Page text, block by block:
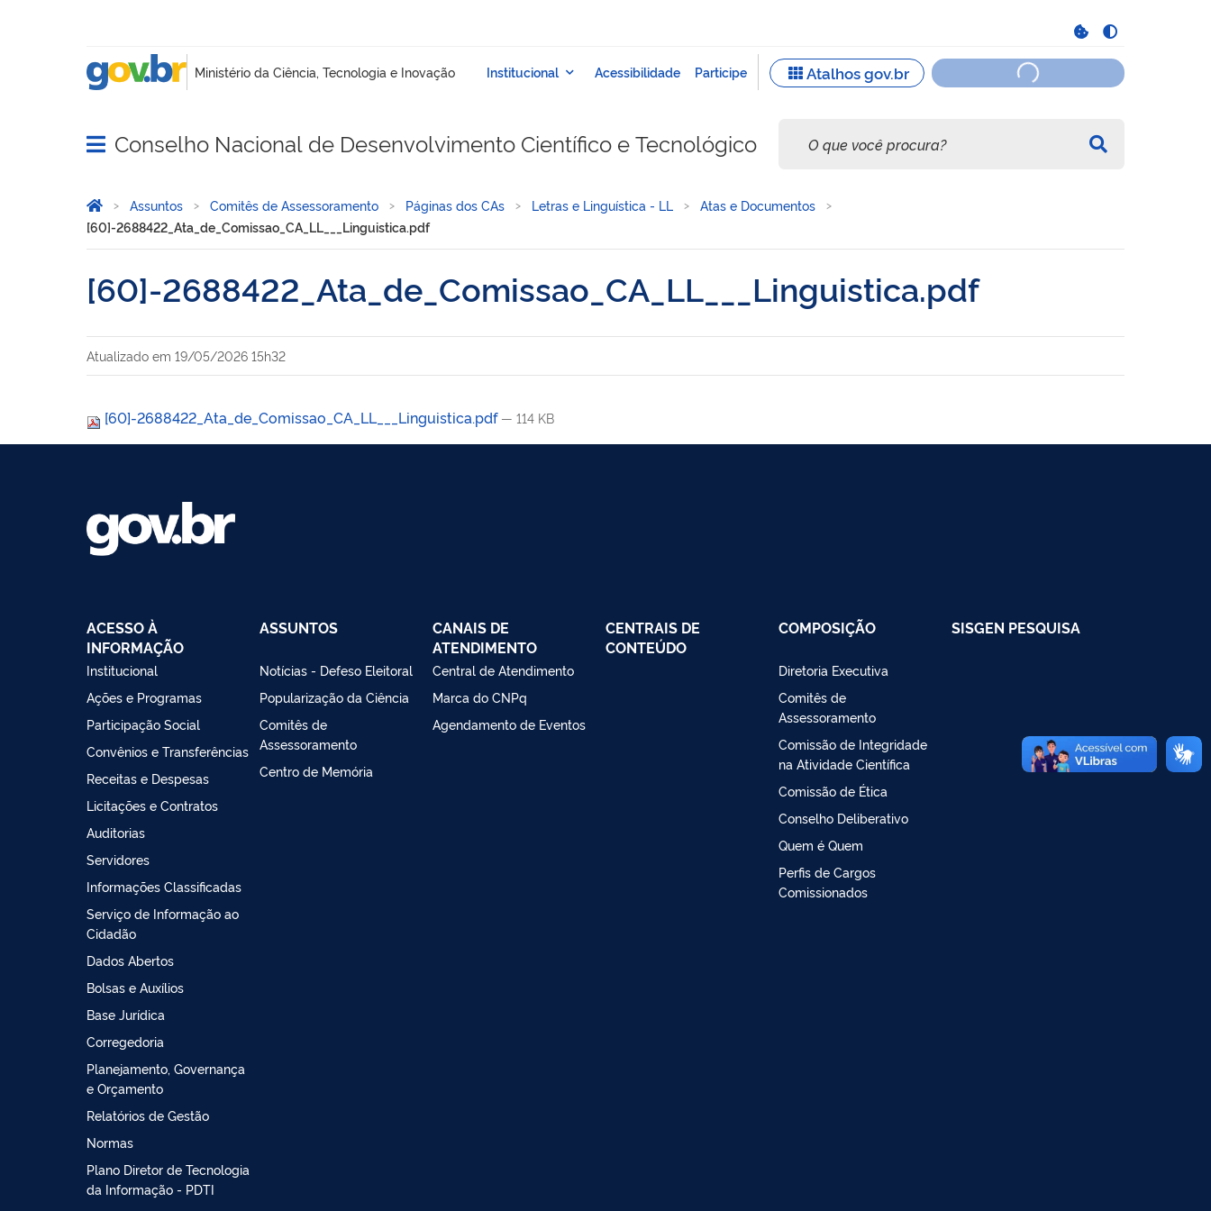
Abrir menu principal de navegação
Conselho Nacional de Desenvolvimento Científico e Tecnológico
Você está aqui:
Página Inicial
Assuntos Comitês de Assessoramento Páginas dos CAs Letras e Linguística - LL
Atas e Documentos
[60]-2688422_Ata_de_Comissao_CA_LL___Linguistica.pdf
[60]-2688422_Ata_de_Comissao_CA_LL___Linguistica.pdf
Atualizado em 19/05/2026 15h32
[60]-2688422_Ata_de_Comissao_CA_LL___Linguistica.pdf — 114 KB
ACESSO À
INFORMAÇÃO
Institucional
Ações e Programas
Participação Social
Convênios e Transferências
Receitas e Despesas
Licitações e Contratos
Auditorias
Servidores
Informações Classificadas
Serviço de Informação ao
Cidadão
Dados Abertos
Bolsas e Auxílios
Base Jurídica
Corregedoria
Planejamento, Governança
e Orçamento
Relatórios de Gestão
Normas
Plano Diretor de Tecnologia
da Informação - PDTI
ASSUNTOS
Notícias - Defeso Eleitoral
Popularização da Ciência
Comitês de
Assessoramento
Centro de Memória
CANAIS DE
ATENDIMENTO
Central de Atendimento
Marca do CNPq
Agendamento de Eventos
CENTRAIS DE
CONTEÚDO
COMPOSIÇÃO
Diretoria Executiva
Comitês de
Assessoramento
Comissão de Integridade
na Atividade Científica
Comissão de Ética
Conselho Deliberativo
Quem é Quem
Perfis de Cargos
Comissionados
SISGEN PESQUISA